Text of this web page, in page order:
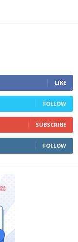
LIKE
FOLLOW
SUBSCRIBE
FOLLOW